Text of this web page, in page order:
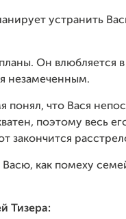
устранить
Он влюбляется
незамеченным.
понял, что Вася
поэтому весь
закончится
Васю, как помеху
Тизера: